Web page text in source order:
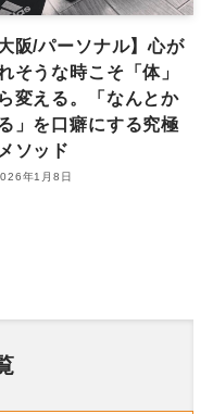
大阪/パーソナル】心が
そうな時こそ「体」
変える。「なんとか
」を口癖にする究極
ソッド
年1月8日